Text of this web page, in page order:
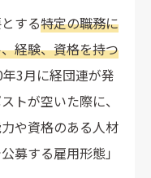
する特定の職務に
経験、資格を持つ
3月に経団連が発
トが空いた際に、
や資格のある人材
募する雇用形態」